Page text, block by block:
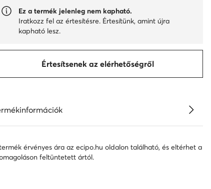
Ez a termék jelenleg nem kapható.
Iratkozz fel az értesítésre. Értesítünk, amint újra
kapható lesz.
Értesítsenek az elérhetőségről
érvényes ára az ecipo.hu oldalon található, és eltérhet a
feltüntetett ártól.